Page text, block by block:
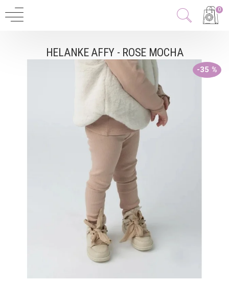
0
HELANKE AFFY - ROSE MOCHA
-35 %